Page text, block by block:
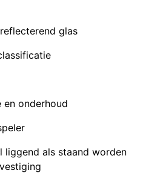
glas
en onderhoud
liggend als staand worden